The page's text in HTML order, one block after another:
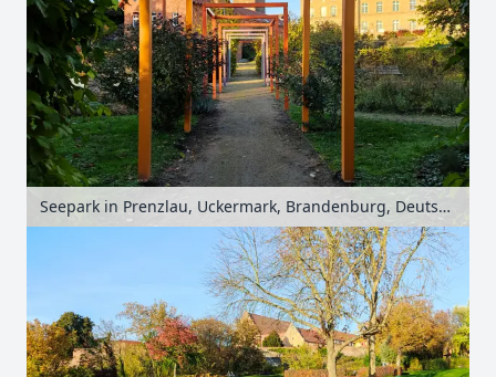
Seepark in Prenzlau, Uckermark, Brandenburg, Deutschland